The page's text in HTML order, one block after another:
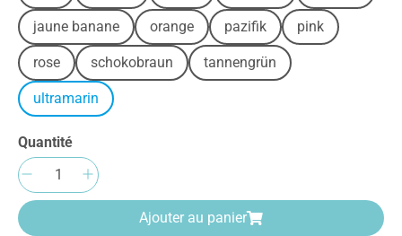
jaune banane orange pazifik pink
rose schokobraun tannengrün
ultramarin
Quantité
Quantité de produit : Entrez la quantité
Ajouter au panier